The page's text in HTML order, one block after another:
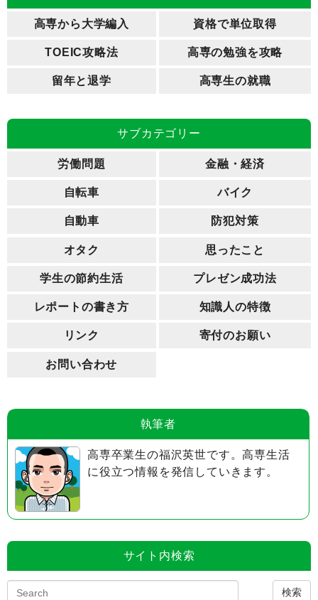
高専から大学編入 資格で単位取得
TOEIC攻略法 高専の勉強を攻略
留年と退学 高専生の就職
サブカテゴリー
労働問題 金融・経済
自転車 バイク
自動車 防犯対策
オタク 思ったこと
学生の節約生活 プレゼン成功法
レポートの書き方 知識人の特徴
リンク 寄付のお願い
お問い合わせ
執筆者
高専卒業生の福沢英世です。高専生活
に役立つ情報を発信していきます。
サイト内検索
検索